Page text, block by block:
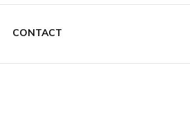
CONTACT